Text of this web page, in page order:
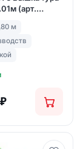
(арт.
м
₽